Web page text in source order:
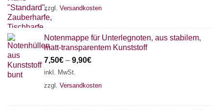
zzgl. Versandkosten
Notenmappe für Unterlegnoten, aus stabilem,
matt-transparentem Kunststoff
7,50€ – 9,90€
inkl. MwSt.
zzgl. Versandkosten